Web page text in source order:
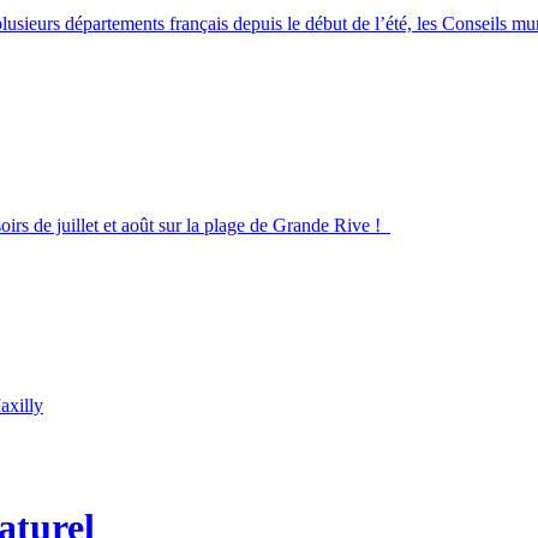
départements français depuis le début de l’été, les Conseils
de juillet et août sur la plage de Grande Rive !